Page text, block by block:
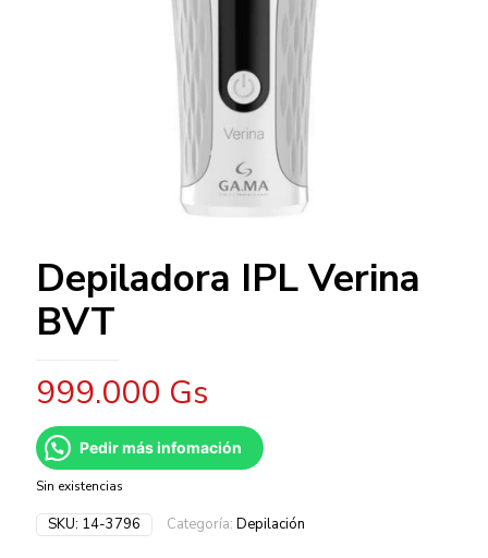
Depiladora IPL Verina
BVT
999.000 Gs
Pedir más infomación
Sin existencias
SKU: 14-3796 Categoría: Depilación